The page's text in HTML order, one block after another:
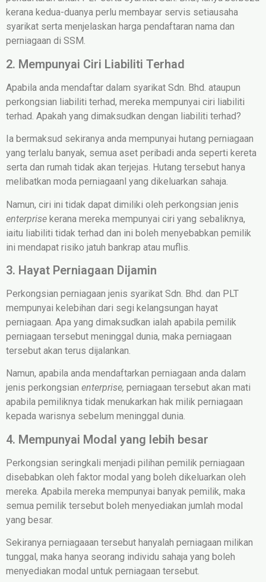
kerana kedua-duanya perlu membayar servis setiausaha
syarikat serta menjelaskan harga pendaftaran nama dan
perniagaan di SSM.
2. Mempunyai Ciri Liabiliti Terhad
Apabila anda mendaftar dalam syarikat Sdn. Bhd. ataupun
perkongsian liabiliti terhad, mereka mempunyai ciri liabiliti
terhad. Apakah yang dimaksudkan dengan liabiliti terhad?
Ia bermaksud sekiranya anda mempunyai hutang perniagaan
yang terlalu banyak, semua aset peribadi anda seperti kereta
serta dan rumah tidak akan terjejas. Hutang tersebut hanya
melibatkan moda perniagaanl yang dikeluarkan sahaja.
Namun, ciri ini tidak dapat dimiliki oleh perkongsian jenis
enterprise kerana mereka mempunyai ciri yang sebaliknya,
iaitu liabiliti tidak terhad dan ini boleh menyebabkan pemilik
ini mendapat risiko jatuh bankrap atau muflis.
3. Hayat Perniagaan Dijamin
Perkongsian perniagaan jenis syarikat Sdn. Bhd. dan PLT
mempunyai kelebihan dari segi kelangsungan hayat
perniagaan. Apa yang dimaksudkan ialah apabila pemilik
perniagaan tersebut meninggal dunia, maka perniagaan
tersebut akan terus dijalankan.
Namun, apabila anda mendaftarkan perniagaan anda dalam
jenis perkongsian enterprise, perniagaan tersebut akan mati
apabila pemiliknya tidak menukarkan hak milik perniagaan
kepada warisnya sebelum meninggal dunia.
4. Mempunyai Modal yang lebih besar
Perkongsian seringkali menjadi pilihan pemilik perniagaan
disebabkan oleh faktor modal yang boleh dikeluarkan oleh
mereka. Apabila mereka mempunyai banyak pemilik, maka
semua pemilik tersebut boleh menyediakan jumlah modal
yang besar.
Sekiranya perniagaaan tersebut hanyalah perniagaan milikan
tunggal, maka hanya seorang individu sahaja yang boleh
menyediakan modal untuk perniagaan tersebut.